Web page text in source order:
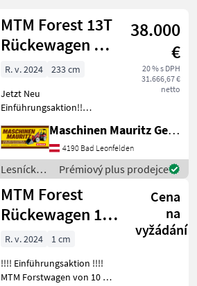
MTM Forest 13T
Rückewagen mit
MTM 8600
38.000
€
20 % s DPH
31.666,67 €
netto
R. v. 2024
233 cm
Jetzt Neu
Einführungsaktion!!
Maschinen können aber
auch ganz individuell
zusammengestellt werden,
einfach unverbindlich
Anfragen. Top Q
Maschinen Mauritz GesmbH
4190 Bad Leonfelden
Lesnícke a
drevárske
stroje /
MTM
Forest
Prémiový plus prodejce
MTM Forest
Rückewagen 10 -
17 Tonnen, MTM
7,1m - 9m
Forstkr
Cena
na
vyžádání
R. v. 2024
1 cm
!!!! Einführungsaktion !!!!
MTM Forstwagen von 10 bis